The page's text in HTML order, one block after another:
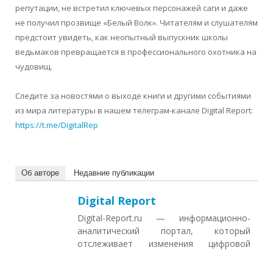
репутации, не встретил ключевых персонажей саги и даже
не получил прозвище «Белый Волк». Читателям и слушателям
предстоит увидеть, как неопытный выпускник школы
ведьмаков превращается в профессионального охотника на
чудовищ.
Следите за новостями о выходе книги и другими событиями
из мира литературы в нашем телеграм-канале Digital Report:
https://t.me/DigitalRep
Об авторе Недавние публикации
Digital Report
Digital-Report.ru — информационно-
аналитический портал, который
отслеживает изменения цифровой